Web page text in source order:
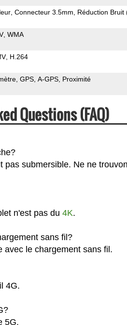
Connecteur 3.5mm Réduction Bruit
WMA
H.264
GPS A-GPS Proximité
Questions (FAQ)
submersible. Ne ne
n'est pas du 4K.
sans fil?
avec le chargement sans fil.
4G.
5G.